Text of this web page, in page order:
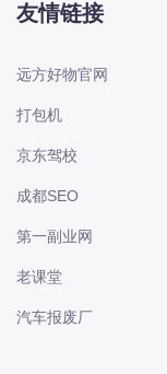
比速
昌河
曹操
长安-凯程
友情链接
远方好物官网
打包机
京东驾校
成都SEO
第一副业网
老课堂
汽车报废厂